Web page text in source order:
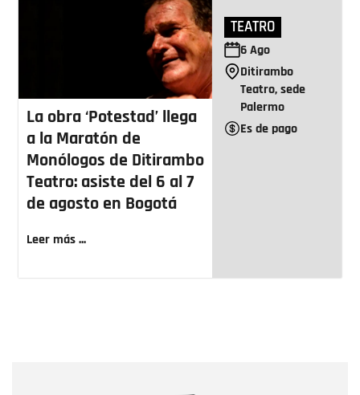
La obra ‘Potestad’ llega
a la Maratón de
Monólogos de Ditirambo
Teatro: asiste del 6 al 7
de agosto en Bogotá
Leer más ...
TEATRO
6Ago
Ditirambo
Teatro, sede
Palermo
Es de pago